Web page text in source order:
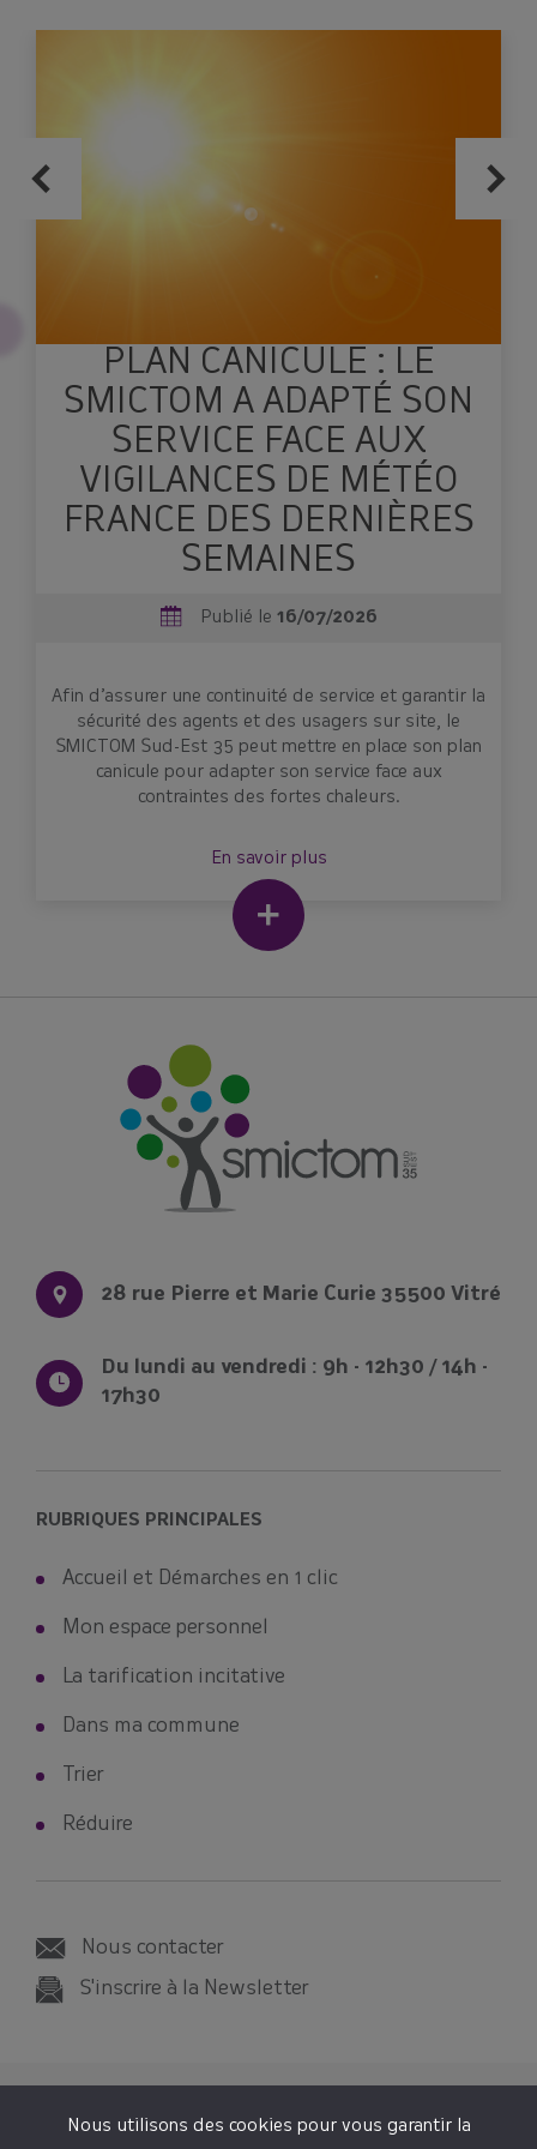
PLAN CANICULE : LE
SMICTOM A ADAPTÉ SON
SERVICE FACE AUX
VIGILANCES DE MÉTÉO
FRANCE DES DERNIÈRES
SEMAINES
Publié le 16/07/2026
Afin d’assurer une continuité de service et garantir la
sécurité des agents et des usagers sur site, le
SMICTOM Sud-Est 35 peut mettre en place son plan
canicule pour adapter son service face aux
contraintes des fortes chaleurs.
En savoir plus
28 rue Pierre et Marie Curie 35500 Vitré
Du lundi au vendredi : 9h - 12h30 / 14h -
17h30
RUBRIQUES PRINCIPALES
Accueil et Démarches en 1 clic
Mon espace personnel
La tarification incitative
Dans ma commune
Trier
Réduire
Nous contacter
S'inscrire à la Newsletter
© 2026 SMICTOM SUD-EST 35
Nous utilisons des cookies pour vous garantir la